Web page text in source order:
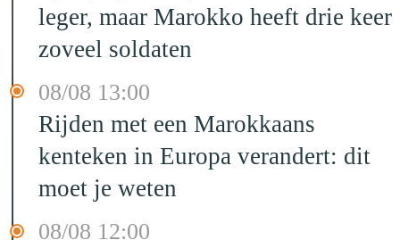
leger, maar Marokko heeft drie keer
zoveel soldaten
08/08 13:00
Rijden met een Marokkaans
kenteken in Europa verandert: dit
moet je weten
08/08 12:00